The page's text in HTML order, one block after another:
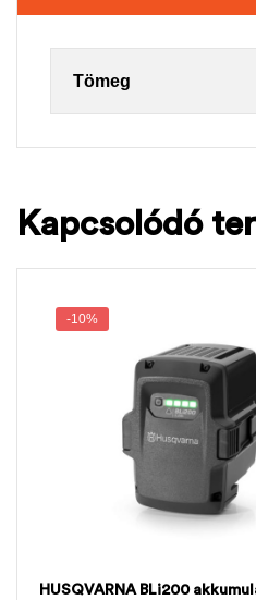
Tömeg
Kapcsolódó
-10%
HUSQVARNA BLi200